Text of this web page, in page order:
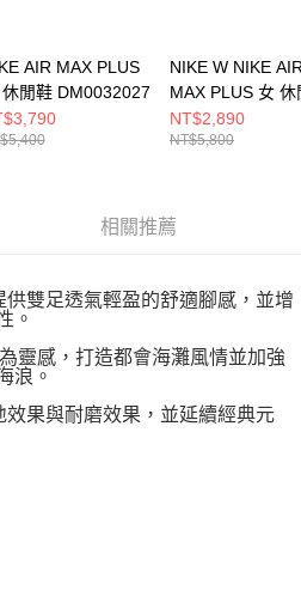
AIR MAX PLUS
休閒鞋 DM0032027
NIKE W NIKE
MAX PLUS 女 休
FZ4342001
NT$2,890
NT$5,800
相關推薦
雙足透氣輕盈的舒適腳感，並增
。
靈感，打造都會海灘風情並加強
浪。
果與耐磨效果，並延續經典元